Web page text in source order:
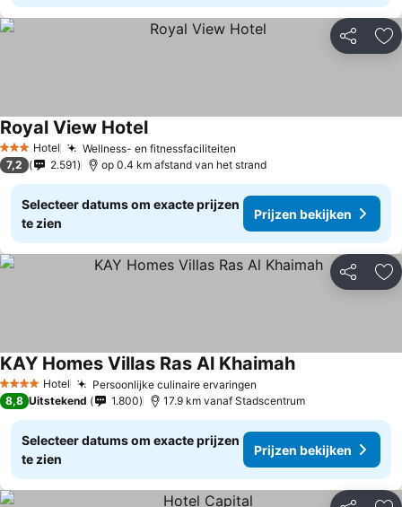
Delen
3 SterrenHotel Wellness- en fitnessfaciliteiten
Royal View Hotel
7,2 2.591 op 0.4 km afstand van het strand
Selecteer datums om exacte prijzen
te zien
Prijzen bekijken
Delen
4 SterrenHotel Persoonlijke culinaire ervaringen
KAY Homes Villas Ras Al Khaimah
8,8 Uitstekend 1.800 17.9 km vanaf Stadscentrum
Selecteer datums om exacte prijzen
te zien
Prijzen bekijken